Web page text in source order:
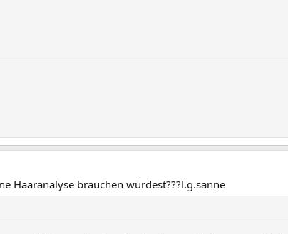
Haaranalyse brauchen würdest???l.g.sanne